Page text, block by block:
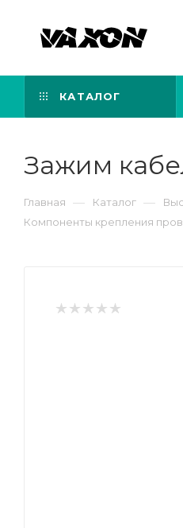
КАТАЛОГ
Зажим
Главная — Каталог —
Компоненты крепления